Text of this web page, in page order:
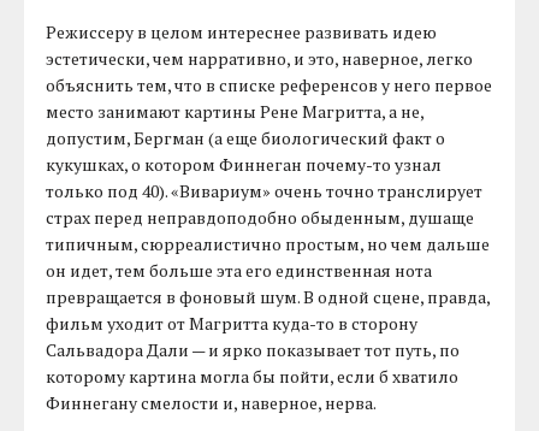
Режиссеру в целом интереснее развивать идею
эстетически, чем нарративно, и это, наверное, легко
объяснить тем, что в списке референсов у него первое
место занимают картины Рене Магритта, а не,
допустим, Бергман (а еще биологический факт о
кукушках, о котором Финнеган почему-то узнал
только под 40). «Вивариум» очень точно транслирует
страх перед неправдоподобно обыденным, душаще
типичным, сюрреалистично простым, но чем дальше
он идет, тем больше эта его единственная нота
превращается в фоновый шум. В одной сцене, правда,
фильм уходит от Магритта куда-то в сторону
Сальвадора Дали — и ярко показывает тот путь, по
которому картина могла бы пойти, если б хватило
Финнегану смелости и, наверное, нерва.